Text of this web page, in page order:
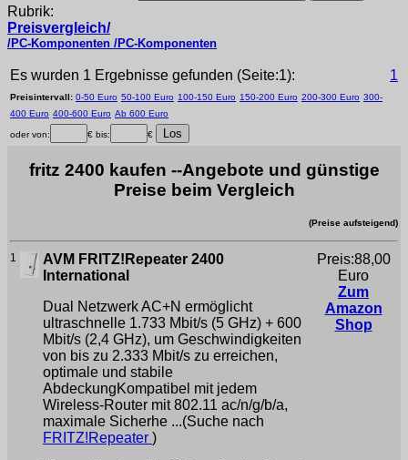
Rubrik:
Preisvergleich/
/PC-Komponenten /PC-Komponenten
Es wurden 1 Ergebnisse gefunden (Seite:1): 1
Preisintervall: 0-50 Euro 50-100 Euro 100-150 Euro 150-200 Euro 200-300 Euro 300-
400 Euro 400-600 Euro Ab 600 Euro
oder von: € bis: €
fritz 2400 kaufen --Angebote und günstige
Preise beim Vergleich
(Preise aufsteigend)
1
AVM FRITZ!Repeater 2400
International
Dual Netzwerk AC+N ermöglicht
ultraschnelle 1.733 Mbit/s (5 GHz) + 600
Mbit/s (2,4 GHz), um Geschwindigkeiten
von bis zu 2.333 Mbit/s zu erreichen,
optimale und stabile
AbdeckungKompatibel mit jedem
Wireless-Router mit 802.11 ac/n/g/b/a,
maximale Sicherhe ...(Suche nach
FRITZ!Repeater )
Preis:88,00
Euro
Zum
Amazon
Shop